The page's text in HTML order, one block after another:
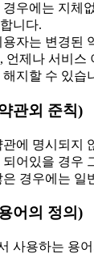
경우에는 지체
니다.
자는 변경된
언제나 서비스
해지할 수 있습
관외 준칙)
관에 명시되지
되어있을 경우
은 경우에는 일
어의 정의)
사용하는 용